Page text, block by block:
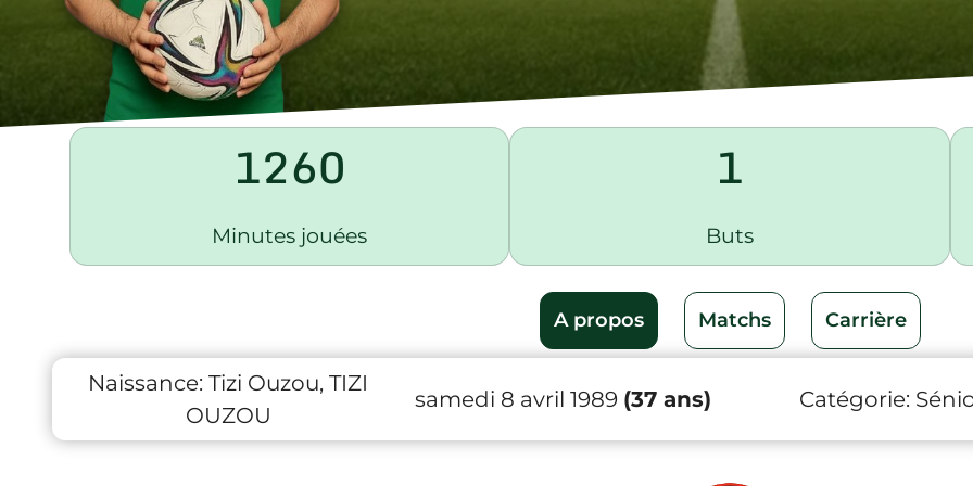
1260
Minutes jouées
1
Buts
A propos Matchs Carrière
Naissance: Tizi Ouzou, TIZI
OUZOU
samedi 8 avril 1989 (37 ans) Catégorie: